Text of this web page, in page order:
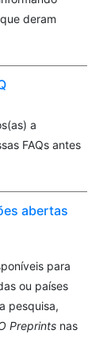
deram
a
FAQs antes
abertas
para
ou países
pesquisa,
Preprints nas